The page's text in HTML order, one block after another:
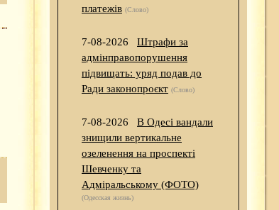
платежів (Слово)
7-08-2026
Штрафи за
адмінправопорушення
підвищать: уряд подав до
Ради законопроєкт (Слово)
7-08-2026
В Одесі вандали
знищили вертикальне
озеленення на проспекті
Шевченку та
Адміральському (ФОТО)
(Одесская жизнь)